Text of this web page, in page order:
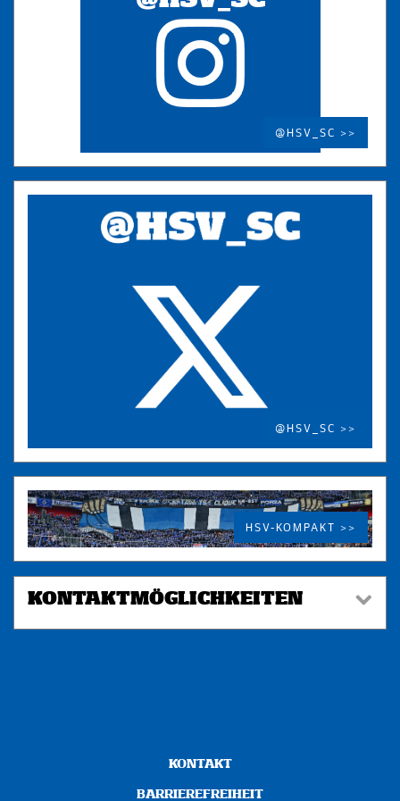
@HSV_SC >>
@HSV_SC >>
HSV-KOMPAKT >>
KONTAKTMÖGLICHKEITEN
KONTAKT
BARRIEREFREIHEIT